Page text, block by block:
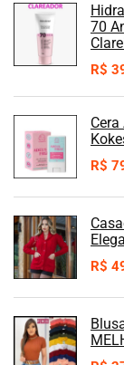
70
R$
R$
R$